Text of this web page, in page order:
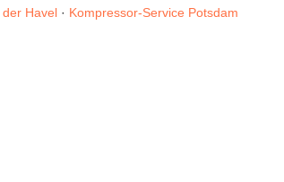
Havel · Kompressor-Service Potsdam